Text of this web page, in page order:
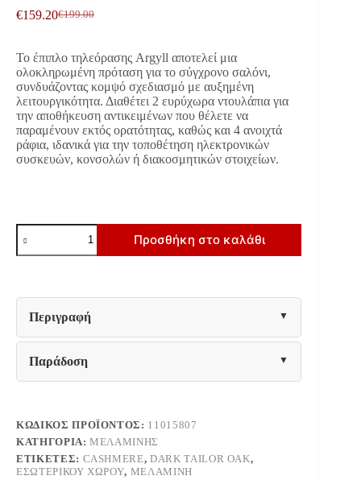
€199.00
Original
was:
€199.00.
€159.20Η
τιμή
είναι:
€159.20.
Το έπιπλο τηλεόρασης Argyll αποτελεί μια
ολοκληρωμένη πρόταση για το σύγχρονο σαλόνι,
συνδυάζοντας κομψό σχεδιασμό με αυξημένη
λειτουργικότητα. Διαθέτει 2 ευρύχωρα ντουλάπια για
την αποθήκευση αντικειμένων που θέλετε να
παραμένουν εκτός ορατότητας, καθώς και 4 ανοιχτά
ράφια, ιδανικά για την τοποθέτηση ηλεκτρονικών
συσκευών, κονσολών ή διακοσμητικών στοιχείων.
ΕΠΙΠΛΟ
ΤΗΛΕΟΡΑΣΗΣ
ARGYLL
4K4V
OP
CASHMERE
ΜΕ
TAILOR
OAK
ποσότητα
Προσθήκη στο καλάθι
Περιγραφή
Παράδοση
ΚΩΔΙΚΌΣ ΠΡΟΪΌΝΤΟΣ: 11015807
ΚΑΤΗΓΟΡΊΑ:ΜΕΛΑΜΊΝΗΣ
ΕΤΙΚΈΤΕΣ: CASHMERE,DARK TAILOR OAK,
ΕΣΩΤΕΡΙΚΟΎ ΧΏΡΟΥ, ΜΕΛΑΜΊΝΗ